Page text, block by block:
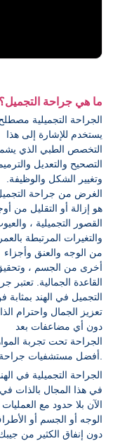
ما هي جراحة التجميل؟
الجراحة التجميلية
يستخدم للإشارة إلى هذا
التخصص الطبي الذي
التصحيح والتعديل
وتغيير الشكل والوظيفة.
الغرض من جراحة
هو إزالة أو التقليل من
القصور التجميلية ،
والتغيرات المرتبطة بالعمر
من الوجه والعنق وأجزاء
أخرى من الجسم ،
القاعدة الجمالية. تعتبر
التجميل في الهند بمثابة
تعزيز الجمال واحترام
دون أي مضاعفات بعد
الجراحة تحت تجربة
الجراحة التجميلية في
في هذا المجال بالذات
الآن بلا حدود مع
الوجه أو الجسم أو
دون إنفاق الكثير من